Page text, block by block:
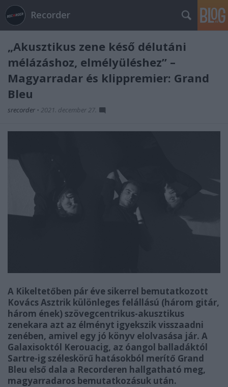
Recorder
„Akusztikus zene késő délutáni
mélázáshoz, elmélyüléshez” –
Magyarradar és klippremier: Grand
Bleu
srecorder • 2021. december 27.
A Kikeltetőben pár éve sikerrel bemutatkozott
Kovács Asztrik különleges felállású (három gitár,
három ének) szövegcentrikus-akusztikus
zenekara azt az élményt igyekszik visszaadni
zenében, amivel egy jó könyv elolvasása jár. A
Galaxisoktól Kerouacig, az óangol balladáktól
Sartre-ig széleskörű hatásokból merítő Grand
Bleu első dala a Recorderen hallgatható meg,
magyarradaros bemutatkozásuk után.